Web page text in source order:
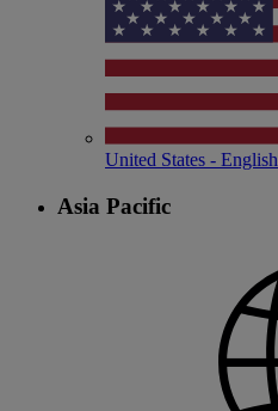
United States - English
Asia Pacific